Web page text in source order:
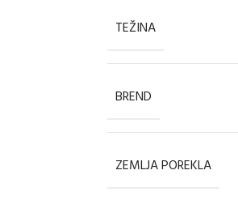
TEŽINA
BREND
ZEMLJA POREKLA